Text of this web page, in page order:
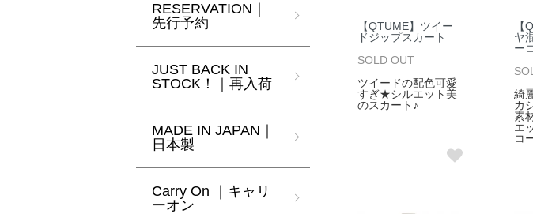
【QTUME】ツイー
ドジップスカート
SOLD OUT
ツイードの配色可愛
すぎ★シルエット美
のスカート♪
【
ヤ
ー
綺
カ
素
エ
コ
RESERVATION｜
先行予約
JUST BACK IN
STOCK！｜再入荷
MADE IN JAPAN｜
日本製
Carry On ｜キャリ
ーオン